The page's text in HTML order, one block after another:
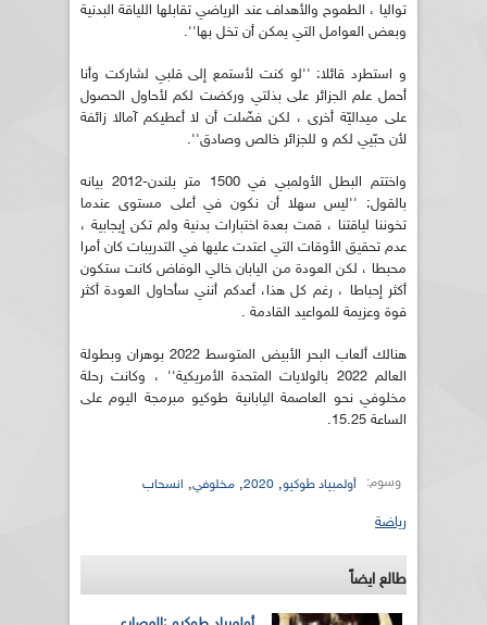
تواليا ، الطموح والأهداف عند الرياضي تقابلها اللياقة البدنية
وبعض العوامل التي يمكن أن تخل بها''.
و استطرد قائلا: ''لو كنت لأستمع إلى قلبي لشاركت وأنا
أحمل علم الجزائر على بذلتي وركضت لكم لأحاول الحصول
على ميداليّة أخرى ، لكن فضّلت أن لا أعطيكم آمالا زائفة
لأن حبّيي لكم و للجزائر خالص وصادق''.
واختتم البطل الأولمبي في 1500 متر بلندن-2012 بيانه
بالقول: ''ليس سهلا أن نكون في أعلى مستوى عندما
تخوننا لياقتنا ، قمت بعدة اختبارات بدنية ولم تكن إيجابية ،
عدم تحقيق الأوقات التي اعتدت عليها في التدريبات كان أمرا
محبطا ، لكن العودة من اليابان خالي الوفاض كانت ستكون
أكثر إحباطا ، رغم كل هذا، أعدكم أنني سأحاول العودة أكثر
قوة وعزيمة للمواعيد القادمة .
هنالك ألعاب البحر الأبيض المتوسط 2022 بوهران وبطولة
العالم 2022 بالولايات المتحدة الأمريكية'' ، وكانت رحلة
مخلوفي نحو العاصمة اليابانية طوكيو مبرمجة اليوم على
الساعة 15.25.
وسوم: أولمبياد طوكيو,
2020
, مخلوفي, انسحاب
رياضة
طالع ايضاً